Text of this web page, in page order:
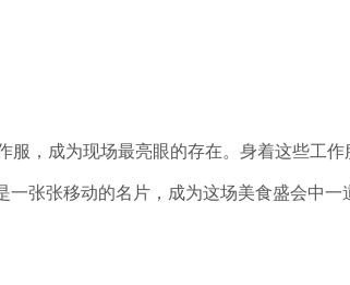
，成为现场最亮眼的存在。身着这些工
张张移动的名片，成为这场美食盛会中一